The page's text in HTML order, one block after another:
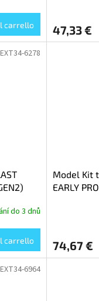
carrello 47,33 €
do 3 dnů
carrello
EXT34-6278
Model Kit
EARLY
74,67 €
EXT34-6964